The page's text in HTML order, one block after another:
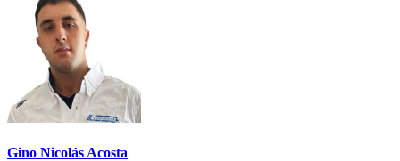
Gino Nicolás Acosta